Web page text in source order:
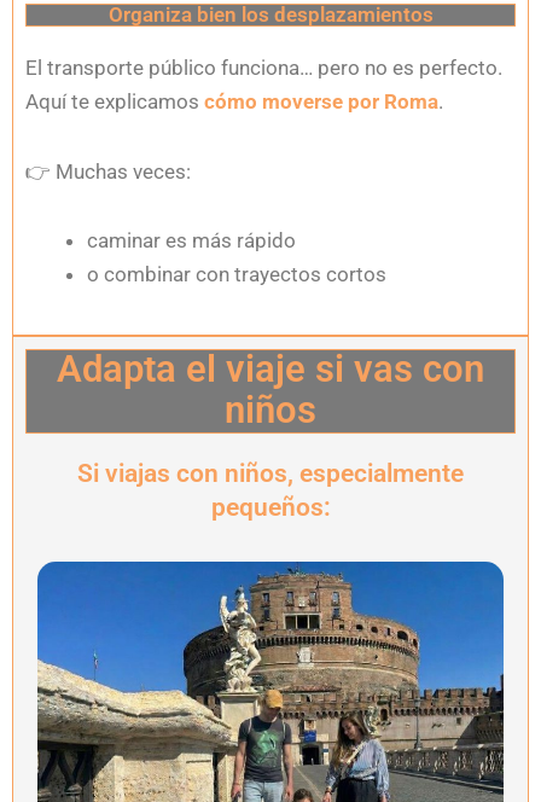
Organiza bien los desplazamientos
El transporte público funciona… pero no es perfecto.
Aquí te explicamos cómo moverse por Roma.
👉 Muchas veces:
caminar es más rápido
o combinar con trayectos cortos
Adapta el viaje si vas con
niños
Si viajas con niños, especialmente
pequeños: